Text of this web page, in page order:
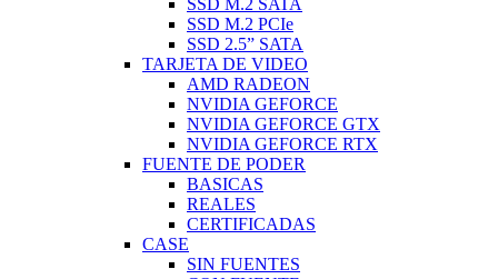
SSD M.2 SATA
SSD M.2 PCIe
SSD 2.5” SATA
TARJETA DE VIDEO
AMD RADEON
NVIDIA GEFORCE
NVIDIA GEFORCE GTX
NVIDIA GEFORCE RTX
FUENTE DE PODER
BASICAS
REALES
CERTIFICADAS
CASE
SIN FUENTES